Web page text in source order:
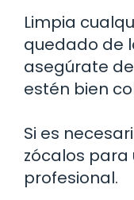
Limpia
quedado de
asegúrate
estén bien
Si es
zócalos
profesional.